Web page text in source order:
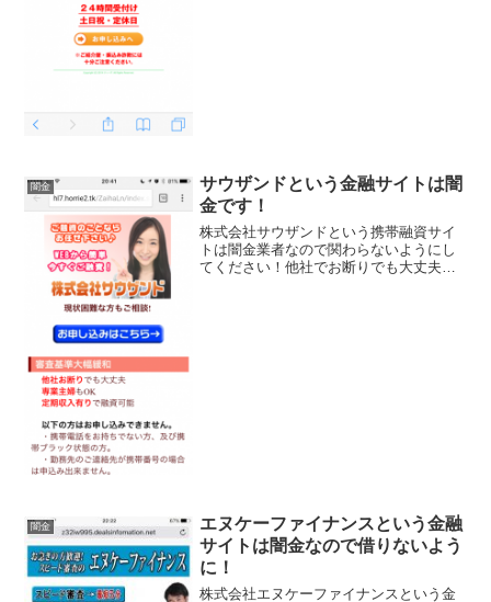
闇金
サウザンドという金融サイトは闇
金です！
株式会社サウザンドという携帯融資サイ
トは闇金業者なので関わらないようにし
てください！他社でお断りでも大丈夫、
闇金
エヌケーファイナンスという金融
サイトは闇金なので借りないよう
に！
株式会社エヌケーファイナンスという金